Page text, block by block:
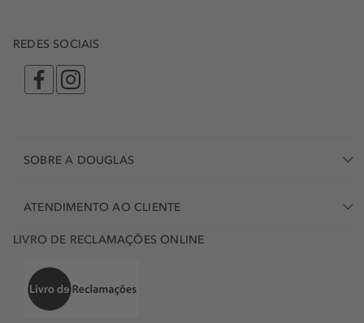
REDES SOCIAIS
SOBRE A DOUGLAS
ATENDIMENTO AO CLIENTE
LIVRO DE RECLAMAÇÕES ONLINE